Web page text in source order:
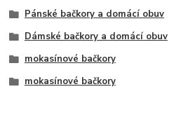
Pánské bačkory a domácí obuv
Dámské bačkory a domácí obuv
mokasínové bačkory
mokasínové bačkory